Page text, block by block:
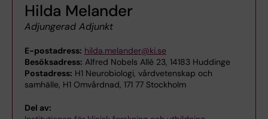
Hilda Melander
Adjungerad Adjunkt
E-postadress: hilda.melander@ki.se
Besöksadress: Alfred Nobels Allé 23, 14183 Huddinge
Postadress: H1 Neurobiologi, vårdvetenskap och
samhälle, H1 Omvårdnad, 171 77 Stockholm
Del av: